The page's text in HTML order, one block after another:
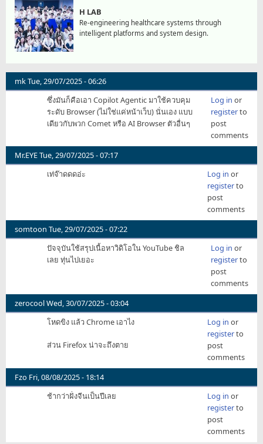
H LAB
Re-engineering healthcare systems through
intelligent platforms and system design.
mkTue, 29/07/2025 - 06:26
ซึ่งมันก็คือเอา Copilot Agentic มาใช้ควบคุม
ระดับ Browser (ไม่ใช่แค่หน้าเว็บ) นั่นเอง แบบ
เดียวกับพวก Comet หรือ AI Browser ตัวอื่นๆ
Log in or
registerto
post
comments
Mr.EYETue, 29/07/2025 - 07:17
เท่จ๊าดดดอ่ะ
Log in or
registerto
post
comments
somtoon Tue, 29/07/2025 - 07:22
ปัจจุบันใช้สรุปเนื้อหาวิดิโอใน YouTube ชิล
เลย ทุ่นไปเยอะ
Log in or
registerto
post
comments
zerocoolWed, 30/07/2025 - 03:04
โหดขิง แล้ว Chrome เอาไง
ส่วน Firefox น่าจะถึงตาย
Log in or
registerto
post
comments
Fzo Fri, 08/08/2025 - 18:14
ช้ากว่าฝั่งจีนเป็นปีเลย
Log in or
registerto
post
comments